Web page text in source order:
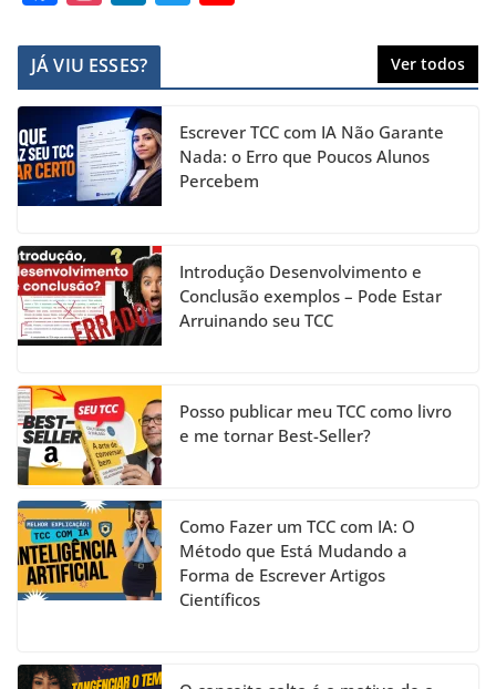
c
e
b
o
o
k
a
gr
a
m
k
e
dI
n
er T
u
b
e
h
a
n
el
JÁ VIU ESSES? Ver todos
Escrever TCC com IA Não Garante
Nada: o Erro que Poucos Alunos
Percebem
Introdução Desenvolvimento e
Conclusão exemplos – Pode Estar
Arruinando seu TCC
Posso publicar meu TCC como livro
e me tornar Best-Seller?
Como Fazer um TCC com IA: O
Método que Está Mudando a
Forma de Escrever Artigos
Científicos